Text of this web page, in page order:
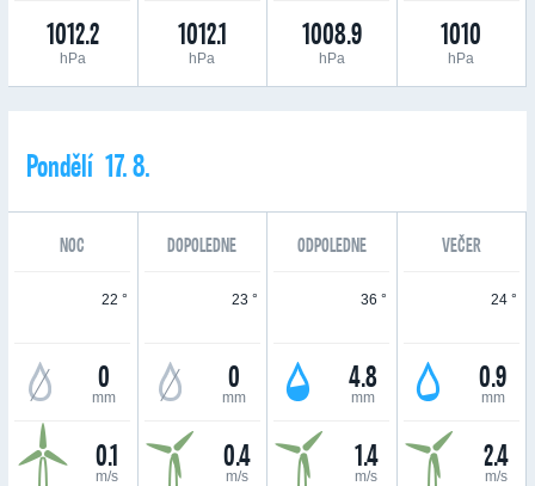
1012.2
hPa
1012.1
hPa
1008.9
hPa
1010
hPa
Pondělí 17. 8.
NOC DOPOLEDNE ODPOLEDNE VEČER
22 °
0
mm
0.1
m/s
23 °
0
mm
0.4
m/s
36 °
4.8
mm
1.4
m/s
24 °
0.9
mm
2.4
m/s